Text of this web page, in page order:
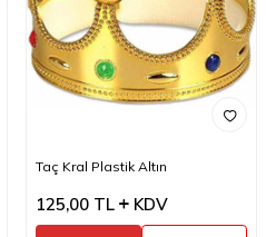
Taç Kral Plastik Altın
125,00 TL KDV